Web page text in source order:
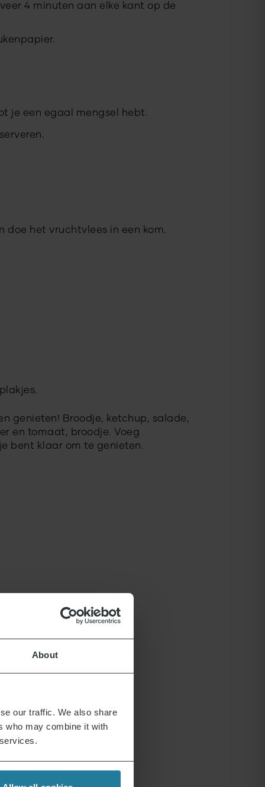
About
our traffic. We also share
who may combine it with
4 minuten aan elke kant op de
je een egaal mengsel hebt.
doe het vruchtvlees in een kom.
genieten! Broodje, ketchup, salade,
en tomaat, broodje. Voeg
bent klaar om te genieten.